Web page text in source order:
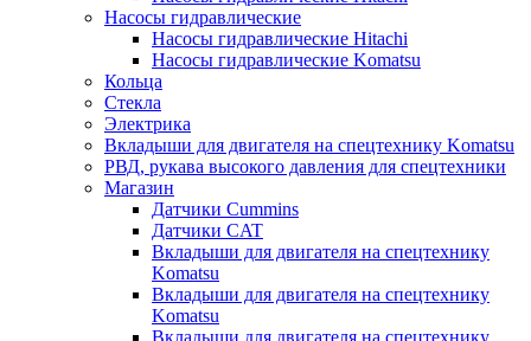
Насосы гидравлические
Насосы гидравлические Hitachi
Насосы гидравлические Komatsu
Кольца
Стекла
Электрика
Вкладыши для двигателя на спецтехнику Komatsu
РВД, рукава высокого давления для спецтехники
Магазин
Датчики Cummins
Датчики CAT
Вкладыши для двигателя на спецтехнику
Komatsu
Вкладыши для двигателя на спецтехнику
Komatsu
Вкладыши для двигателя на спецтехнику